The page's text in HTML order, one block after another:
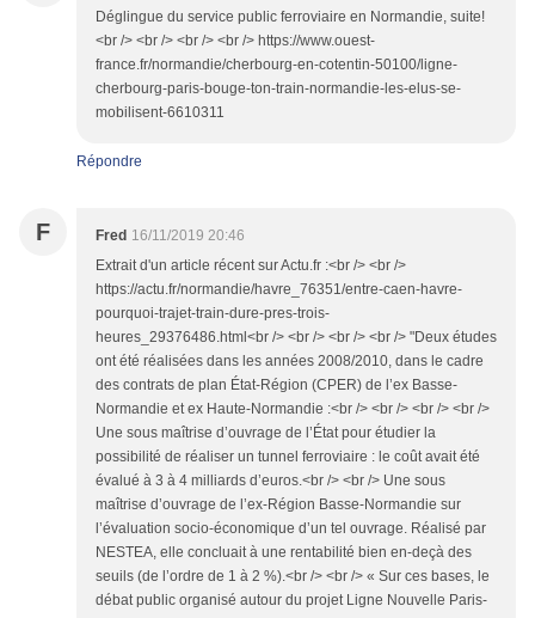
Déglingue du service public ferroviaire en Normandie, suite!
<br /> <br /> <br /> <br /> https://www.ouest-
france.fr/normandie/cherbourg-en-cotentin-50100/ligne-
cherbourg-paris-bouge-ton-train-normandie-les-elus-se-
mobilisent-6610311
Répondre
F Fred 16/11/2019 20:46
Extrait d'un article récent sur Actu.fr :<br /> <br />
https://actu.fr/normandie/havre_76351/entre-caen-havre-
pourquoi-trajet-train-dure-pres-trois-
heures_29376486.html<br /> <br /> <br /> <br /> "Deux études
ont été réalisées dans les années 2008/2010, dans le cadre
des contrats de plan État-Région (CPER) de l’ex Basse-
Normandie et ex Haute-Normandie :<br /> <br /> <br /> <br />
Une sous maîtrise d’ouvrage de l’État pour étudier la
possibilité de réaliser un tunnel ferroviaire : le coût avait été
évalué à 3 à 4 milliards d’euros.<br /> <br /> Une sous
maîtrise d’ouvrage de l’ex-Région Basse-Normandie sur
l’évaluation socio-économique d’un tel ouvrage. Réalisé par
NESTEA, elle concluait à une rentabilité bien en-deçà des
seuils (de l’ordre de 1 à 2 %).<br /> <br /> « Sur ces bases, le
débat public organisé autour du projet Ligne Nouvelle Paris-